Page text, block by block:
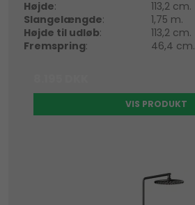
Højde:
113,2 cm.
Slangelængde:
1,75 m.
Højde til udløb:
113,2 cm.
Fremspring: 46,4 cm.
VIS PRODUKT